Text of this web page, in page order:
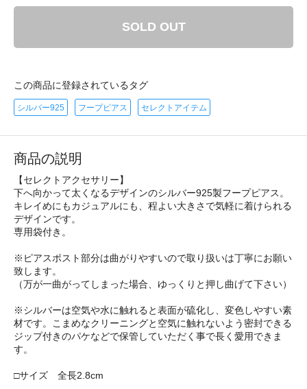
SOLD OUT
この商品に登録されているタグ
シルバー925 フープピアス セレクトアイテム
商品の説明
【セレクトアクセサリー】
下へ向かって太くなるデザインのシルバー925製フープピアス。
キレイめにもカジュアルにも、程よい大きさで気軽に着けられる
デザインです。
専用袋付き。
※ピアスポスト部分は曲がりやすいので取り扱いは丁寧にお願い
致します。
（万が一曲がってしまった場合、ゆっくりと押し曲げて下さい）
※シルバーは空気や水に触れると表面が硫化し、変色しやすい素
材です。こまめなクリーニングと空気に触れないよう密封できる
ジップ付きのパケなどで保管していただく事で長く愛用できま
す。
□サイズ 全長2.8cm